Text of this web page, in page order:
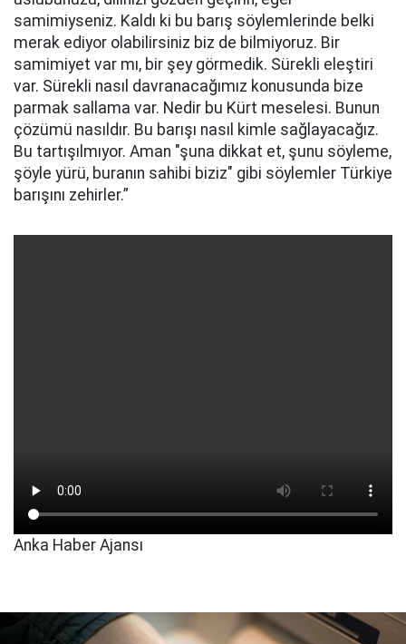
samimiyseniz. Kaldı ki bu barış söylemlerinde belki
merak ediyor olabilirsiniz biz de bilmiyoruz. Bir
samimiyet var mı, bir şey görmedik. Sürekli eleştiri
var. Sürekli nasıl davranacağımız konusunda bize
parmak sallama var. Nedir bu Kürt meselesi. Bunun
çözümü nasıldır. Bu barışı nasıl kimle sağlayacağız.
Bu tartışılmıyor. Aman "şuna dikkat et, şunu söyleme,
şöyle yürü, buranın sahibi biziz" gibi söylemler Türkiye
barışını zehirler.”
Anka Haber Ajansı